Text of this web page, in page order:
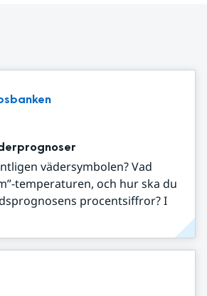
vädersymbolen? Vad
temperaturen, och hur ska du
procentsiffror? I